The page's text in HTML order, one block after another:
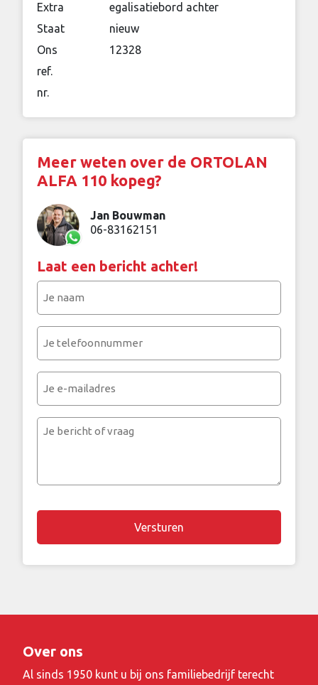
Extra
egalisatiebord achter
Staat
nieuw
Ons
ref.
nr.
12328
Meer weten over de ORTOLAN
ALFA 110 kopeg?
Jan Bouwman
06-83162151
Laat een bericht achter!
(Vereist)
(Vereist)
mailadres
Je
Over ons
Al sinds 1950 kunt u bij ons familiebedrijf terecht